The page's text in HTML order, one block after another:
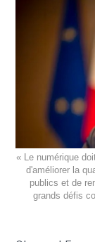
« Le numérique
d'améliorer la
publics et de
grands défis